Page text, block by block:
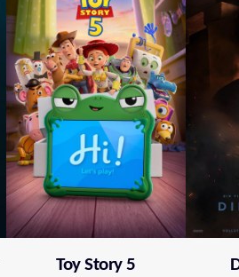
Toy Story 5